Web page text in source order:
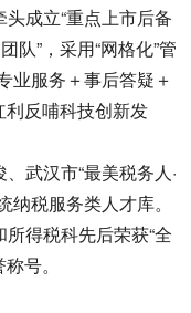
成立“重点上市后备
队”，采用“网格化”管
业服务＋事后答疑＋
利反哺科技创新发
武汉市“最美税务人·
税服务类人才库。
得税科先后荣获“全
号。